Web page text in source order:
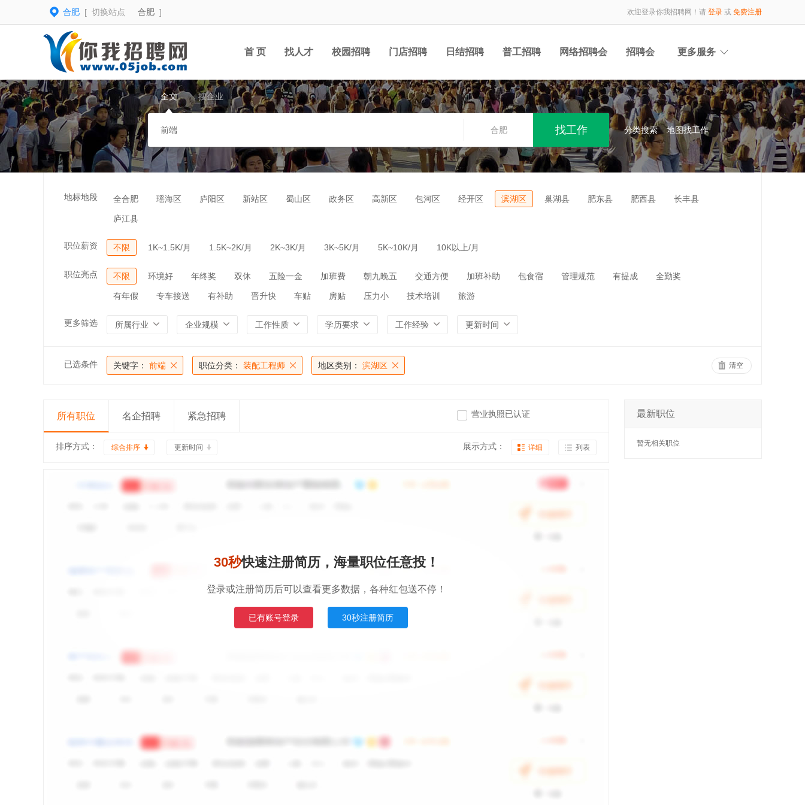
合肥 [ 切换站点 合肥 ] 欢迎登录你我招聘网！请 登录 或 免费注册
首 页 找人才 校园招聘 门店招聘 日结招聘 普工招聘 网络招聘会 招聘会 更多服务
全文 搜企业
合肥 分类搜索 地图找工作
地标地段 全合肥 瑶海区 庐阳区 新站区 蜀山区 政务区 高新区 包河区 经开区 滨湖区 巢湖县 肥东县 肥西县 长丰县
庐江县
职位薪资 不限 1K~1.5K/月 1.5K~2K/月 2K~3K/月 3K~5K/月 5K~10K/月 10K以上/月
职位亮点 不限 环境好 年终奖 双休 五险一金 加班费 朝九晚五 交通方便 加班补助 包食宿 管理规范 有提成 全勤奖
有年假 专车接送 有补助 晋升快 车贴 房贴 压力小 技术培训 旅游
更多筛选 所属行业 企业规模 工作性质 学历要求 工作经验 更新时间
已选条件 关键字： 前端 职位分类： 装配工程师 地区类别： 滨湖区 清空
所有职位 名企招聘 紧急招聘 营业执照已认证
排序方式： 综合排序 更新时间 展示方式： 详细 列表
30秒快速注册简历，海量职位任意投！
登录或注册简历后可以查看更多数据，各种红包送不停！
已有账号登录 30秒注册简历
最新职位
暂无相关职位